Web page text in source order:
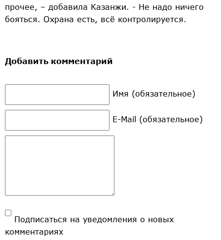
прочее, – добавила Казанжи. - Не надо ничего
бояться. Охрана есть, всё контролируется.
Добавить комментарий
Имя (обязательное)
E-Mail (обязательное)
Подписаться на уведомления о новых
комментариях